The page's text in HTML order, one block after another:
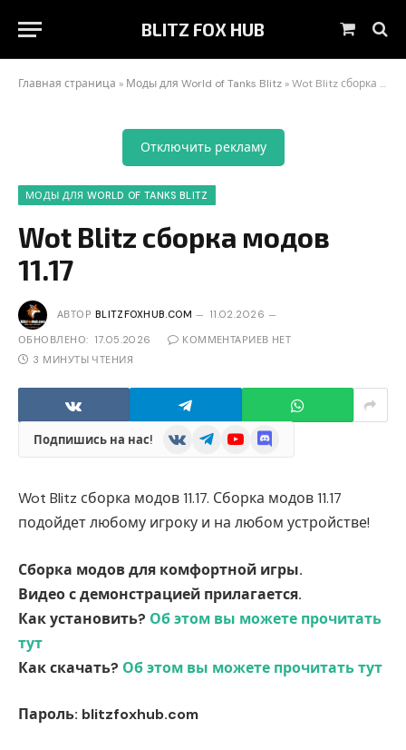
BLITZ FOX HUB Корзина
Главная страница » Моды для World of Tanks Blitz »Wot Blitz сборка модов 11.17
Отключить рекламу
МОДЫ ДЛЯ WORLD OF TANKS BLITZ
Wot Blitz сборка модов
11.17
АВТОР BLITZFOXHUB.COM 11.02.2026
ОБНОВЛЕНО: 17.05.2026
КОММЕНТАРИЕВ НЕТ
3 МИНУТЫ ЧТЕНИЯ
Подпишись на нас! VKontakteTelegramYouTubeDiscord
Wot Blitz сборка модов 11.17. Сборка модов 11.17
подойдет любому игроку и на любом устройстве!
Сборка модов для комфортной игры.
Видео с демонстрацией прилагается.
Как установить? Об этом вы можете прочитать
тут
Как скачать? Об этом вы можете прочитать тут
Пароль: blitzfoxhub.com